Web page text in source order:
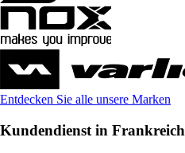
Entdecken Sie alle unsere Marken
Kundendienst in Frankreich